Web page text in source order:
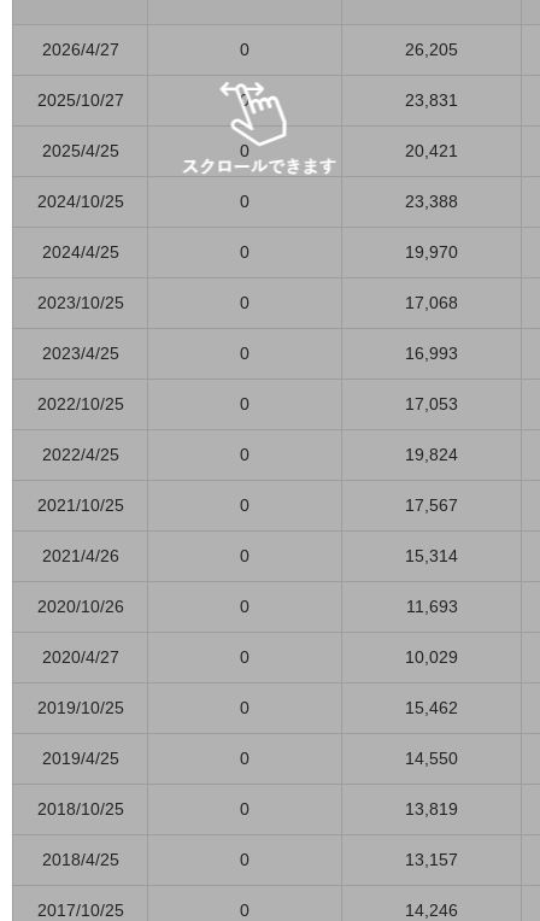
2026/4/27 0 26,205
2025/10/27 0 23,831
2025/4/25 0 20,421
2024/10/25 0 23,388
2024/4/25 0 19,970
2023/10/25 0 17,068
2023/4/25 0 16,993
2022/10/25 0 17,053
2022/4/25 0 19,824
2021/10/25 0 17,567
2021/4/26 0 15,314
2020/10/26 0 11,693
2020/4/27 0 10,029
2019/10/25 0 15,462
2019/4/25 0 14,550
2018/10/25 0 13,819
2018/4/25 0 13,157
2017/10/25 0 14,246